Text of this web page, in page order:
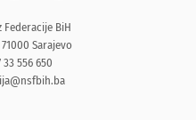
Federacije BiH
Sarajevo
33 556 650